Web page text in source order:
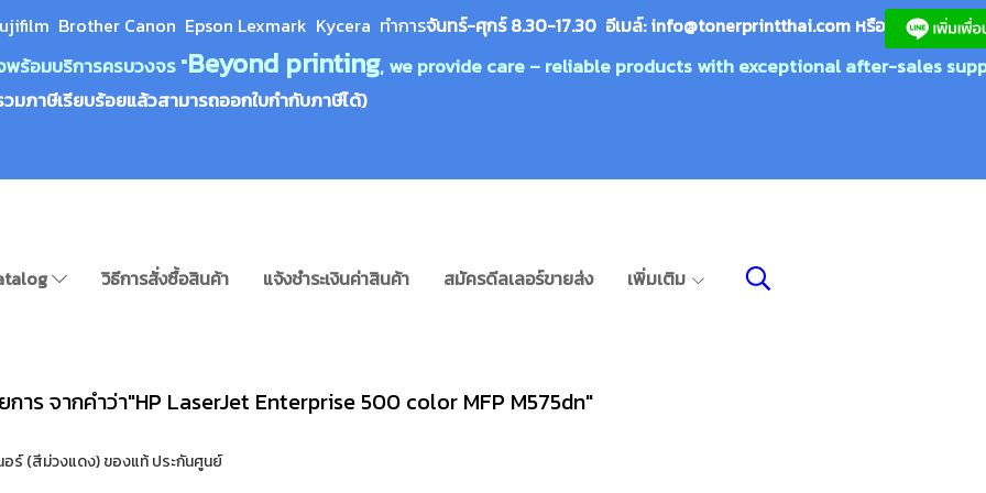
Brother Canon Epson Lexmark Kycera ทำการจันทร์-ศุกร์ 8.30-17.30 อีเมล์:info@tonerprintthai.com หรือ
ร้อมบริการครบวงจร "Beyond printing, we provide care – reliable products with exceptional after-sales
วมภาษีเรียบร้อยแล้วสามารถออกใบกำกับภาษีได้)
วิธีการสั่งซื้อสินค้า แจ้งชำระเงินค่าสินค้า สมัครดีลเลอร์ขายส่ง เพิ่มเติม
าร จากคำว่า"HP LaserJet Enterprise 500 color MFP M575dn"
ร์ (สีม่วงแดง) ของแท้ ประกันศูนย์